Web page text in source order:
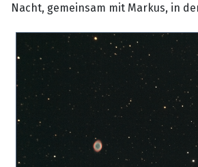
Nacht, gemeinsam mit Markus, in